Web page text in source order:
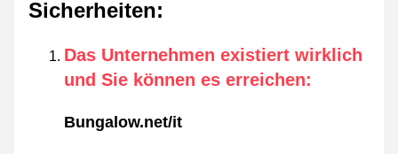
Sicherheiten:
Das Unternehmen existiert wirklich
und Sie können es erreichen:
Bungalow.net/it